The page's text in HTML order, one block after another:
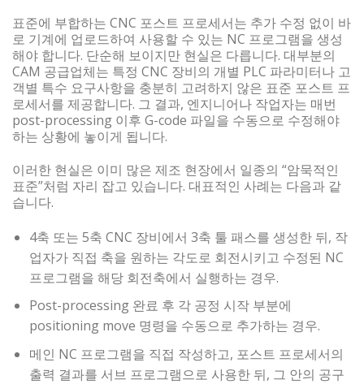
표준에 부합하는 CNC 포스트 프로세서는 추가 수정 없이 바
로 기계에 업로드하여 사용할 수 있는 NC 프로그램을 생성
해야 합니다. 단순해 보이지만 현실은 다릅니다. 대부분의
CAM 공급업체는 특정 CNC 장비의 개별 PLC 파라미터나 고
객별 특수 요구사항을 충분히 고려하지 않은 표준 포스트 프
로세서를 제공합니다. 그 결과, 엔지니어나 작업자는 매번
post-processing 이후 G-code 파일을 수동으로 수정해야
하는 상황에 놓이게 됩니다.
이러한 현실은 이미 많은 제조 현장에서 일종의 “암묵적인
표준”처럼 자리 잡고 있습니다. 대표적인 사례는 다음과 같
습니다.
4축 또는 5축 CNC 장비에서 3축 툴 패스를 생성한 뒤, 작
업자가 직접 축을 원하는 각도로 회전시키고 수정된 NC
프로그램을 해당 회전축에서 실행하는 경우.
Post-processing 완료 후 각 공정 시작 부분에
positioning move 명령을 수동으로 추가하는 경우.
메인 NC 프로그램을 직접 작성하고, 포스트 프로세서의
출력 결과를 서브 프로그램으로 사용한 뒤, 그 안의 공구